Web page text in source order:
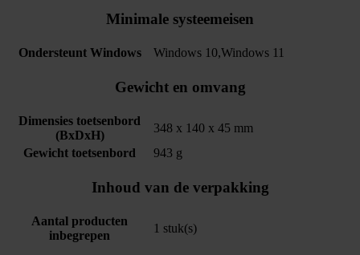
Minimale systeemeisen
Ondersteunt Windows Windows 10,Windows 11
Gewicht en omvang
Dimensies toetsenbord
(BxDxH)
348 x 140 x 45 mm
Gewicht toetsenbord
943 g
Inhoud van de verpakking
Aantal producten
inbegrepen
1 stuk(s)